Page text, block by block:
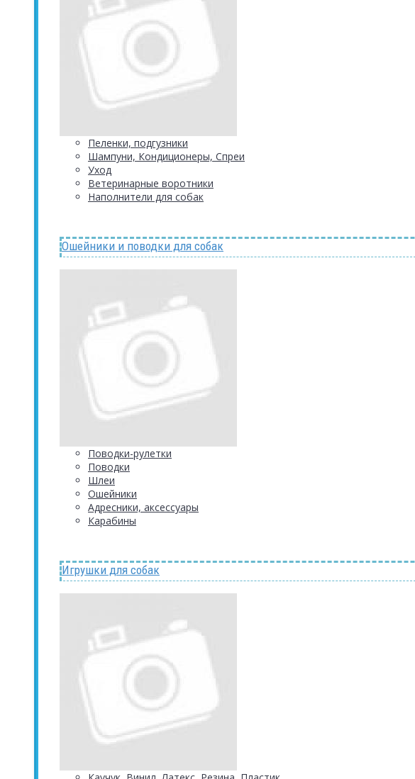
Пеленки, подгузники
Шампуни, Кондиционеры, Спреи
Уход
Ветеринарные воротники
Наполнители для собак
Ошейники и поводки для собак
Поводки-рулетки
Поводки
Шлеи
Ошейники
Адресники, аксессуары
Карабины
Игрушки для собак